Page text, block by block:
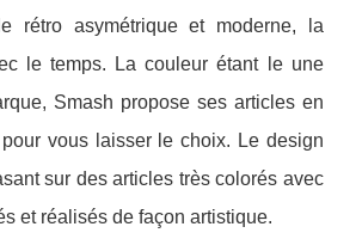
rétro asymétrique et moderne, la
le temps. La couleur étant le une
Smash propose ses articles en
vous laisser le choix. Le design
sur des articles très colorés avec
et réalisés de façon artistique.